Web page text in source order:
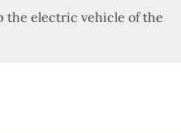
the electric vehicle of the